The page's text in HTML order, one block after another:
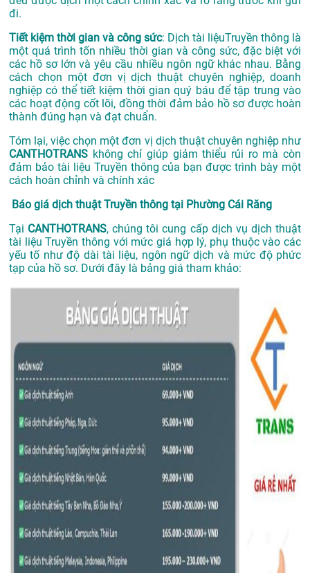
đi.
Tiết kiệm thời gian và công sức: Dịch tài liệuTruyền thông là
một quá trình tốn nhiều thời gian và công sức, đặc biệt với
các hồ sơ lớn và yêu cầu nhiều ngôn ngữ khác nhau. Bằng
cách chọn một đơn vị dịch thuật chuyên nghiệp, doanh
nghiệp có thể tiết kiệm thời gian quý báu để tập trung vào
các hoạt động cốt lõi, đồng thời đảm bảo hồ sơ được hoàn
thành đúng hạn và đạt chuẩn.
Tóm lại, việc chọn một đơn vị dịch thuật chuyên nghiệp như
CANTHOTRANS không chỉ giúp giảm thiểu rủi ro mà còn
đảm bảo tài liệu Truyền thông của bạn được trình bày một
cách hoàn chỉnh và chính xác
Báo giá dịch thuật Truyền thông tại Phường Cái Răng
Tại CANTHOTRANS, chúng tôi cung cấp dịch vụ dịch thuật
tài liệu Truyền thông với mức giá hợp lý, phụ thuộc vào các
yếu tố như độ dài tài liệu, ngôn ngữ dịch và mức độ phức
tạp của hồ sơ. Dưới đây là bảng giá tham khảo: